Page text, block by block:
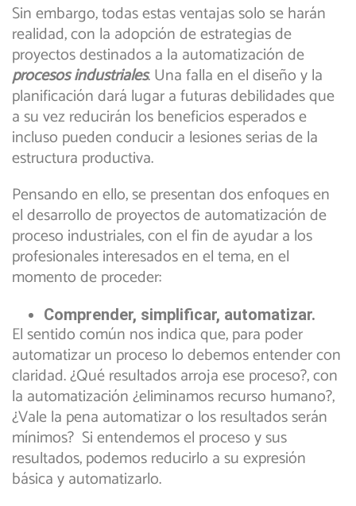
Sin embargo, todas estas ventajas solo se harán
realidad, con la adopción de estrategias de
proyectos destinados a la automatización de
procesos industriales. Una falla en el diseño y la
planificación dará lugar a futuras debilidades que
a su vez reducirán los beneficios esperados e
incluso pueden conducir a lesiones serias de la
estructura productiva.
Pensando en ello, se presentan dos enfoques en
el desarrollo de proyectos de automatización de
proceso industriales, con el fin de ayudar a los
profesionales interesados en el tema, en el
momento de proceder:
Comprender, simplificar, automatizar.
El sentido común nos indica que, para poder
automatizar un proceso lo debemos entender con
claridad. ¿Qué resultados arroja ese proceso?, con
la automatización ¿eliminamos recurso humano?,
¿Vale la pena automatizar o los resultados serán
mínimos? Si entendemos el proceso y sus
resultados, podemos reducirlo a su expresión
básica y automatizarlo.